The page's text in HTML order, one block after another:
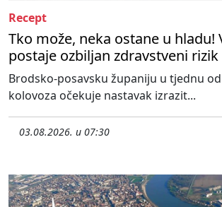
Recept
Tko može, neka ostane u hladu!
postaje ozbiljan zdravstveni rizik
Brodsko-posavsku županiju u tjednu od
kolovoza očekuje nastavak izrazit...
03.08.2026. u 07:30